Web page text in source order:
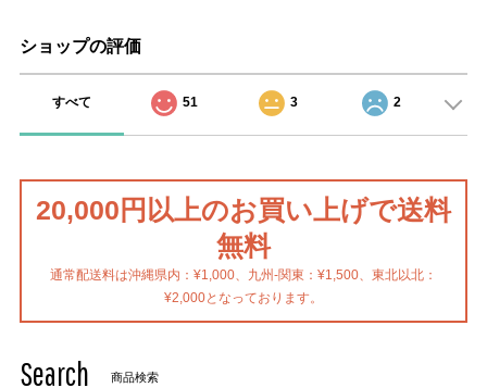
ショップの評価
すべて 51 3 2
20,000円以上のお買い上げで送料
無料
通常配送料は沖縄県内：¥1,000、九州-関東：¥1,500、東北以北：
¥2,000となっております。
Search 商品検索